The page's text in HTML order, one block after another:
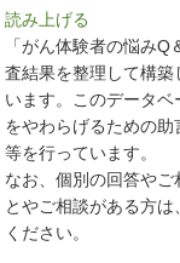
読み上げる
「がん体験者の悩み
査結果を整理して構
います。このデータ
をやわらげるための
等を行っています。
なお、個別の回答や
とやご相談がある方は
ください。